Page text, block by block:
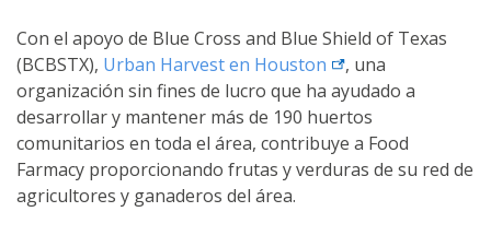
Con el apoyo de Blue Cross and Blue Shield of Texas
(BCBSTX), Urban Harvest en Houston external link
, una
organización sin fines de lucro que ha ayudado a
desarrollar y mantener más de 190 huertos
comunitarios en toda el área, contribuye a Food
Farmacy proporcionando frutas y verduras de su red de
agricultores y ganaderos del área.